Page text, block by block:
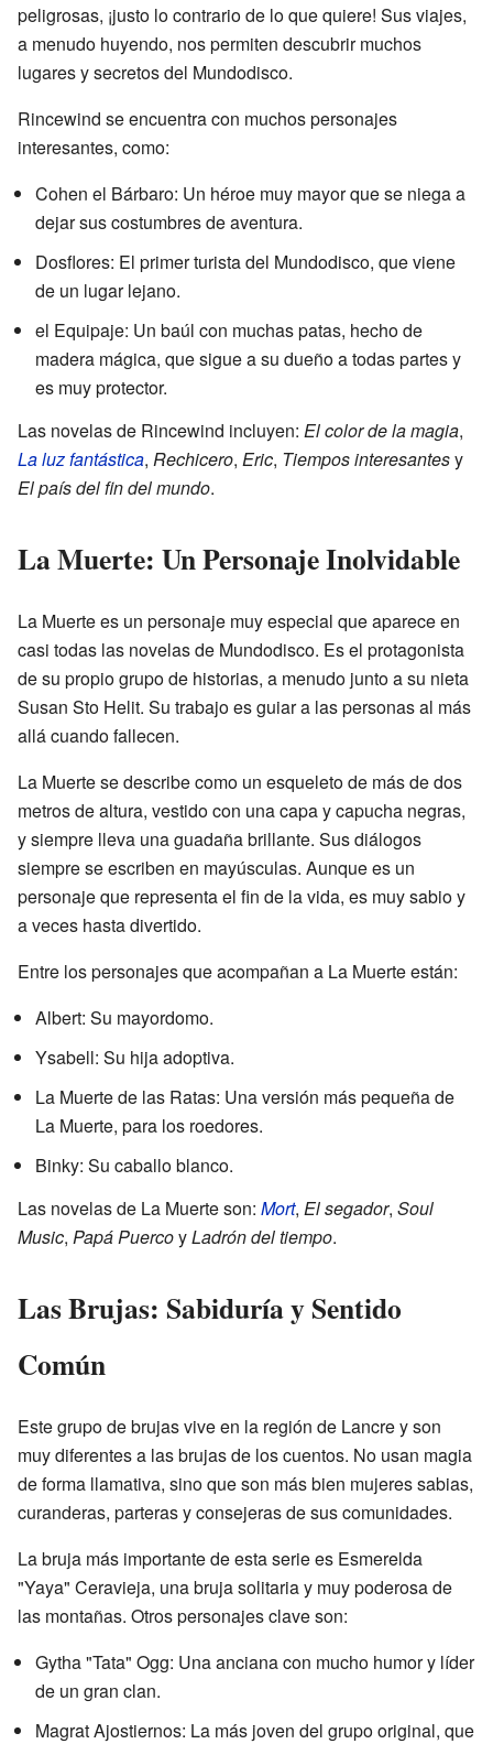
peligrosas, ¡justo lo contrario de lo que quiere! Sus viajes,
a menudo huyendo, nos permiten descubrir muchos
lugares y secretos del Mundodisco.
Rincewind se encuentra con muchos personajes
interesantes, como:
Cohen el Bárbaro: Un héroe muy mayor que se niega a
dejar sus costumbres de aventura.
Dosflores: El primer turista del Mundodisco, que viene
de un lugar lejano.
el Equipaje: Un baúl con muchas patas, hecho de
madera mágica, que sigue a su dueño a todas partes y
es muy protector.
Las novelas de Rincewind incluyen: El color de la magia,
La luz fantástica, Rechicero, Eric, Tiempos interesantesy
El país del fin del mundo.
La Muerte: Un Personaje Inolvidable
La Muerte es un personaje muy especial que aparece en
casi todas las novelas de Mundodisco. Es el protagonista
de su propio grupo de historias, a menudo junto a su nieta
Susan Sto Helit. Su trabajo es guiar a las personas al más
allá cuando fallecen.
La Muerte se describe como un esqueleto de más de dos
metros de altura, vestido con una capa y capucha negras,
y siempre lleva una guadaña brillante. Sus diálogos
siempre se escriben en mayúsculas. Aunque es un
personaje que representa el fin de la vida, es muy sabio y
a veces hasta divertido.
Entre los personajes que acompañan a La Muerte están:
Albert: Su mayordomo.
Ysabell: Su hija adoptiva.
La Muerte de las Ratas: Una versión más pequeña de
La Muerte, para los roedores.
Binky: Su caballo blanco.
Las novelas de La Muerte son: Mort, El segador, Soul
Music, Papá PuercoyLadrón del tiempo.
Las Brujas: Sabiduría y Sentido
Común
Este grupo de brujas vive en la región de Lancre y son
muy diferentes a las brujas de los cuentos. No usan magia
de forma llamativa, sino que son más bien mujeres sabias,
curanderas, parteras y consejeras de sus comunidades.
La bruja más importante de esta serie es Esmerelda
"Yaya" Ceravieja, una bruja solitaria y muy poderosa de
las montañas. Otros personajes clave son:
Gytha "Tata" Ogg: Una anciana con mucho humor y líder
de un gran clan.
Magrat Ajostiernos: La más joven del grupo original, que